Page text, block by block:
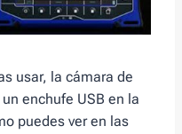
usar, la cámara de
enchufe USB en la
puedes ver en las